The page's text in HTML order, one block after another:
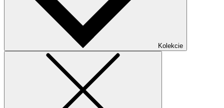
Kolekcie